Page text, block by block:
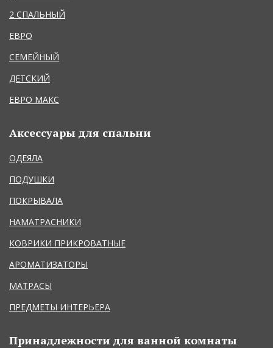
2 СПАЛЬНЫЙ
ЕВРО
СЕМЕЙНЫЙ
ДЕТСКИЙ
ЕВРО МАКС
Аксессуары для спальни
ОДЕЯЛА
ПОДУШКИ
ПОКРЫВАЛА
НАМАТРАСНИКИ
КОВРИКИ ПРИКРОВАТНЫЕ
АРОМАТИЗАТОРЫ
МАТРАСЫ
ПРЕДМЕТЫ ИНТЕРЬЕРА
Принадлежности для ванной комнаты